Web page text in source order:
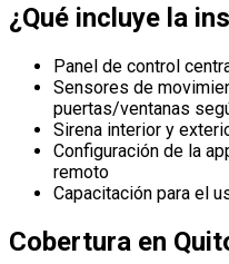
¿Qué incluye la
Panel de control
Sensores de
puertas/ventanas
Sirena interior y
Configuración de la
remoto
Capacitación para el
Cobertura en